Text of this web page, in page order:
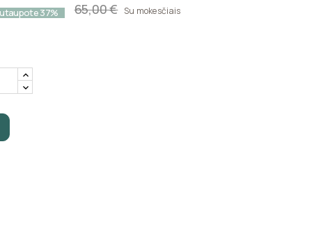
37% 65,00 € Su mokesčiais